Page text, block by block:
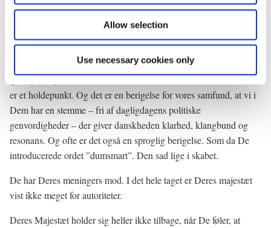
Allow selection
Use necessary cookies only
kvalificeret om samfundet. På Deres helt egen royale og
forstandige vis. Som vi kender det fra nytårstalerne.
Netop nytårstalerne har fået en særlig betydning i Deres tid som
dronning. I de fleste hjem er det en fast tradition at tænde for
fjernsynet nytårsaften kl. 18. Ja, det er ikke bare en tradition. Det
er et holdepunkt. Og det er en berigelse for vores samfund, at vi i
Dem har en stemme – fri af dagligdagens politiske
genvordigheder – der giver danskheden klarhed, klangbund og
resonans. Og ofte er det også en sproglig berigelse. Som da De
introducerede ordet ”dumsmart”. Den sad lige i skabet.
De har Deres meningers mod. I det hele taget er Deres majestæt
vist ikke meget for autoriteter.
Deres Majestæt holder sig heller ikke tilbage, når De føler, at